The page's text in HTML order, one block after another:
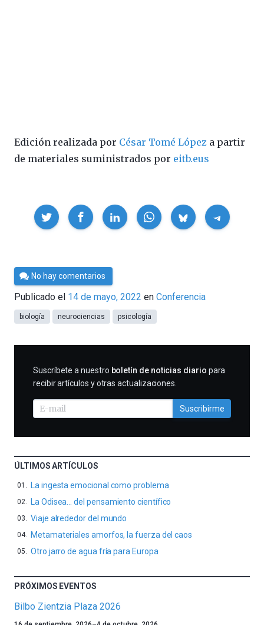
Edición realizada por César Tomé López a partir
de materiales suministrados por eitb.eus
Compartir
Por
César
Tomé
No hay comentarios
Publicado el 14 de mayo, 2022 en Conferencia
biología neurociencias psicología
SUSCRIBIRME
Suscríbete a nuestro boletín de noticias diario para
recibir artículos y otras actualizaciones.
Suscribirme
ÚLTIMOS ARTÍCULOS
La ingesta emocional como problema
La Odisea… del pensamiento científico
Viaje alrededor del mundo
Metamateriales amorfos, la fuerza del caos
Otro jarro de agua fría para Europa
PRÓXIMOS EVENTOS
Bilbo Zientzia Plaza 2026